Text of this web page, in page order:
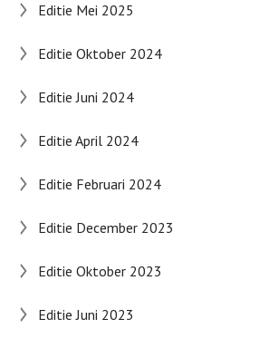
Editie Mei 2025
Editie Oktober 2024
Editie Juni 2024
Editie April 2024
Editie Februari 2024
Editie December 2023
Editie Oktober 2023
Editie Juni 2023